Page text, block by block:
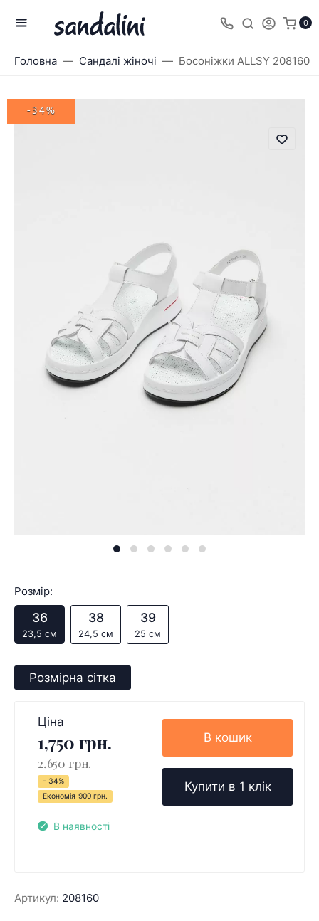
0
Головна Сандалі жіночі Босоніжки ALLSY 208160
-34%
Розмір:
36
23,5 см
38
24,5 см
39
25 см
Розмірна сітка
Ціна
1,750 грн.
2,650 грн.
- 34%
Економія 900 грн.
В наявності
В кошик
Купити в 1 клік
Артикул: 208160